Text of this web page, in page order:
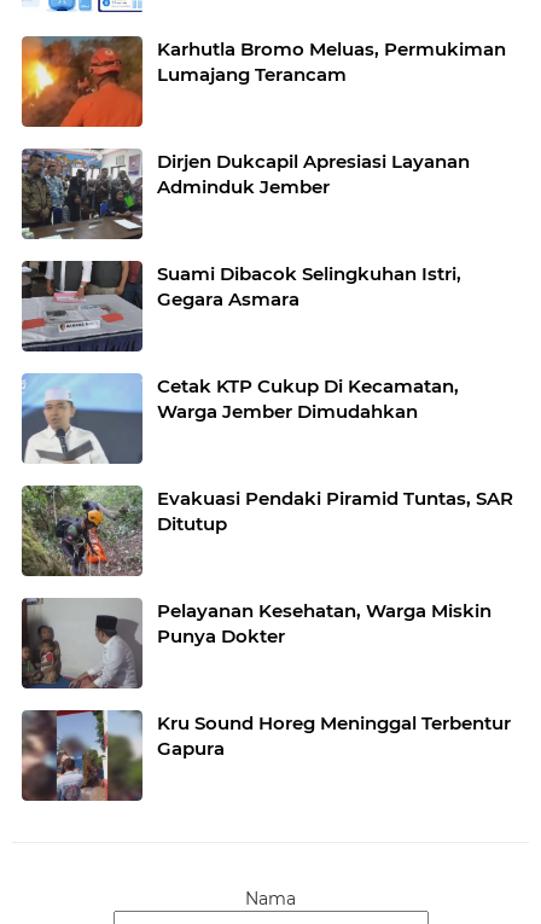
Karhutla Bromo Meluas, Permukiman
Lumajang Terancam
Dirjen Dukcapil Apresiasi Layanan
Adminduk Jember
Suami Dibacok Selingkuhan Istri,
Gegara Asmara
Cetak KTP Cukup Di Kecamatan,
Warga Jember Dimudahkan
Evakuasi Pendaki Piramid Tuntas, SAR
Ditutup
Pelayanan Kesehatan, Warga Miskin
Punya Dokter
Kru Sound Horeg Meninggal Terbentur
Gapura
Nama